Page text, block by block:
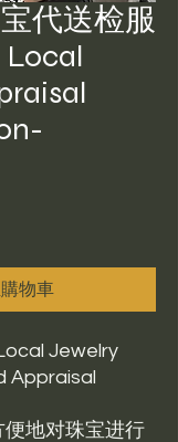
代送检服
Local
物車
Jewelry
Appraisal
地对珠宝进行